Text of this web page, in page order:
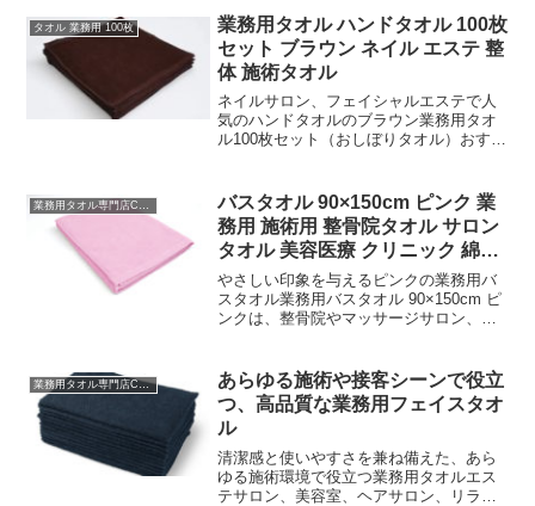
✔ 美容室・エステ・ネイル・医療施設な
ど幅広い業務用ニー...
タオル 業務用 100枚
業務用タオル ハンドタオル 100枚
セット ブラウン ネイル エステ 整
体 施術タオル
ネイルサロン、フェイシャルエステで人
気のハンドタオルのブラウン業務用タオ
ル100枚セット（おしぼりタオル）おすす
人気の業務用ハンドタオルのブラウン100
枚セット。ネイル...
業務用タオル専門店CBC
バスタオル 90×150cm ピンク 業
務用 施術用 整骨院タオル サロン
タオル 美容医療 クリニック 綿
100 無地
やさしい印象を与えるピンクの業務用バ
スタオル業務用バスタオル 90×150cm ピ
ンクは、整骨院やマッサージサロン、リ
など、幅広い現場で使いやすい大判サイ
ズのバスタオル...
業務用タオル専門店CBC
あらゆる施術や接客シーンで役立
つ、高品質な業務用フェイスタオ
ル
清潔感と使いやすさを兼ね備えた、あら
ゆる施術環境で役立つ業務用タオルエス
テサロン、美容室、ヘアサロン、リラ